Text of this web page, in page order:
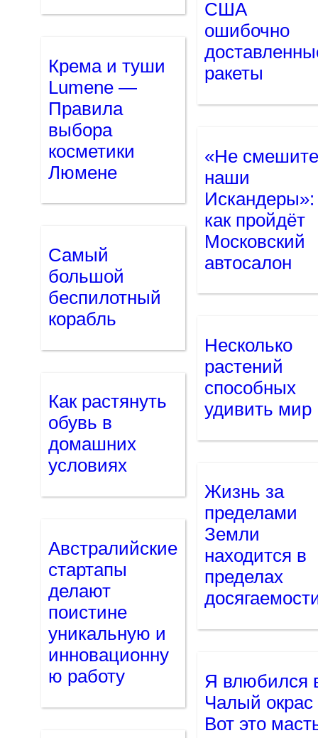
Крема и туши
Lumene —
Правила
выбора
косметики
Люмене
Самый
большой
беспилотный
корабль
Как растянуть
обувь в
домашних
условиях
Австралийские
стартапы
делают
поистине
уникальную и
инновационну
ю работу
США
ошибочно
ракеты
«Не
наши
Искандеры»:
как пройдёт
Московский
автосалон
Несколько
растений
способных
удивить мир
Жизнь за
пределами
Земли
находится в
пределах
Я влюбился
Чалый окрас
Вот это